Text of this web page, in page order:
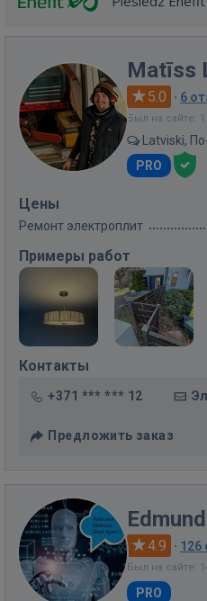
Matīss
5.0 · 6
Был на сайте:
Latviski,
PRO
Цены
Ремонт электроплит
Примеры работ
Контакты
+371 *** *** 12
Предложить заказ
Edmund
4.9 · 126
Был на сайте:
PRO